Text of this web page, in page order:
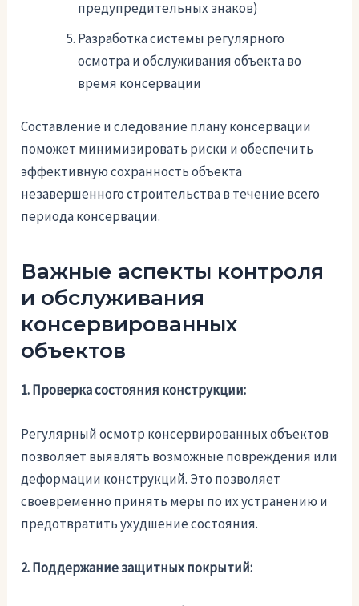
предупредительных знаков)
Разработка системы регулярного
осмотра и обслуживания объекта во
время консервации
Составление и следование плану консервации
поможет минимизировать риски и обеспечить
эффективную сохранность объекта
незавершенного строительства в течение всего
периода консервации.
Важные аспекты контроля
и обслуживания
консервированных
объектов
1. Проверка состояния конструкции:
Регулярный осмотр консервированных объектов
позволяет выявлять возможные повреждения или
деформации конструкций. Это позволяет
своевременно принять меры по их устранению и
предотвратить ухудшение состояния.
2. Поддержание защитных покрытий: